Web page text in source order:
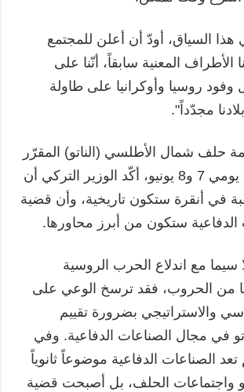
السياق، أودّ أن أعلن للمجتمع
الأطراف المعنية سابقاً، أنّنا على
وفود روسيا وأوكرانيا على طاولة
مجدّداً".
حلف شمال الأطلسي (الناتو) المقرّر
عقدها في أنقرة يومي 7 و8 يونيو، أكّد الوزير التركي أن
في أنقرة ستكون تاريخية، وأن قضية
الدفاعية ستكون من أبرز محاورها.
سيما مع اندلاع الحرب الروسية
من الحروب، فقد ترسخ الوعي على
والاستراتيجي بضرورة تقييم
في مجال الصناعات الدفاعية. وفي
الصناعات الدفاعية موضوعاً ثانوياً
واجتماعات الحلف، بل أصبحت قضية